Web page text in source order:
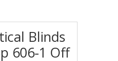
Blinds
606-1 Off